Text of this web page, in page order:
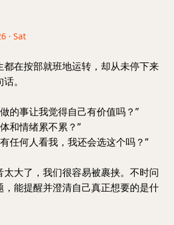
· Sat
都在按部就班地运转，却从未停下来
。
的事让我觉得自己有价值吗？”
和情绪累不累？”
任何人看我，我还会选这个吗？”
太大了，我们很容易被裹挟。不时问
，能提醒并澄清自己真正想要的是什